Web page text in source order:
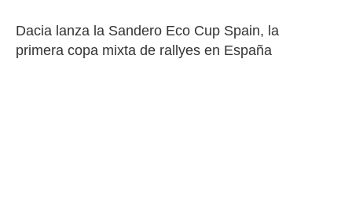
Dacia lanza la Sandero Eco Cup Spain, la
primera copa mixta de rallyes en España